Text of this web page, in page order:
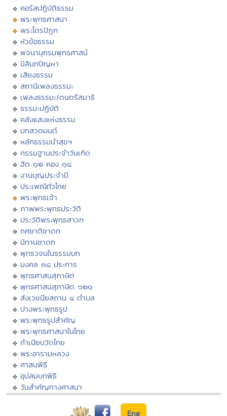
คอร์สปฏิบัติธรรม
พระพุทธศาสนา
พระไตรปิฏก
หัวข้อธรรม
พจนานุกรมพุทธศาสน์
มิลินทปัญหา
เสียงธรรม
สถานีเพลงธรรมะ
เพลงธรรมะ/ดนตรีสมาธิ
ธรรมะปฏิบัติ
คลังแสงแห่งธรรม
บทสวดมนต์
หลักธรรมนำสุขฯ
กรรมฐานประจำวันเกิด
ฮีต ๑๒ คอง ๑๔
งานบุญประจำปี
ประเพณีทั่วไทย
พระพุทธเจ้า
ภาพพระพุทธประวัติ
ประวัติพระพุทธสาวก
ทศชาติชาดก
นิทานชาดก
พุทธวจนในธรรมบท
มงคล ๓๘ ประการ
พุทธศาสนสุภาษิต
พุทธศาสนสุภาษิต ๖๒๑
สังเวชนียสถาน ๔ ตำบล
ปางพระพุทธรูป
พระพุทธรูปสำคัญ
พระพุทธศาสนาในไทย
ทำเนียบวัดไทย
พระอารามหลวง
ศาสนพิธี
อุปสมบทพิธี
วันสำคัญทางศาสนา
Eng